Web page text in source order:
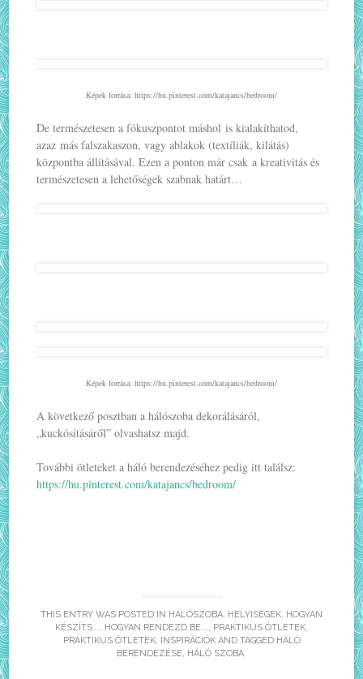
Képek forrása: https://hu.pinterest.com/katajancs/bedroom/
De természetesen a fókuszpontot máshol is kialakíthatod,
azaz más falszakaszon, vagy ablakok (textíliák, kilátás)
központba állításával. Ezen a ponton már csak a kreativitás és
természetesen a lehetőségek szabnak határt…
Képek forrása: https://hu.pinterest.com/katajancs/bedroom/
A következő posztban a hálószoba dekorálásáról,
„kuckósításáről” olvashatsz majd.
További ötleteket a háló berendezéséhez pedig itt találsz:
https://hu.pinterest.com/katajancs/bedroom/
THIS ENTRY WAS POSTED IN HÁLÓSZOBA, HELYISÉGEK, HOGYAN
KÉSZÍTS..., HOGYAN RENDEZD BE..., PRAKTIKUS ÖTLETEK,
PRAKTIKUS ÖTLETEK, INSPIRÁCIÓKAND TAGGED HÁLÓ
BERENDEZÉSE, HÁLÓ SZOBA.